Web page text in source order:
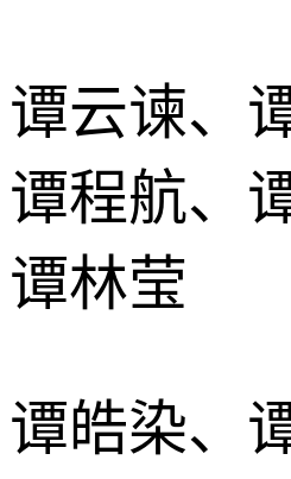
谭云谏、
谭程航、
谭林莹
谭皓染、